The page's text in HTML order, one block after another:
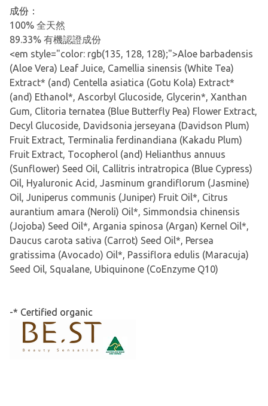
成份：
100% 全天然
89.33% 有機認證成份
<em style="color: rgb(135, 128, 128);">Aloe barbadensis
(Aloe Vera) Leaf Juice, Camellia sinensis (White Tea)
Extract* (and) Centella asiatica (Gotu Kola) Extract*
(and) Ethanol*, Ascorbyl Glucoside, Glycerin*, Xanthan
Gum, Clitoria ternatea (Blue Butterfly Pea) Flower Extract,
Decyl Glucoside, Davidsonia jerseyana (Davidson Plum)
Fruit Extract, Terminalia ferdinandiana (Kakadu Plum)
Fruit Extract, Tocopherol (and) Helianthus annuus
(Sunflower) Seed Oil, Callitris intratropica (Blue Cypress)
Oil, Hyaluronic Acid, Jasminum grandiflorum (Jasmine)
Oil, Juniperus communis (Juniper) Fruit Oil*, Citrus
aurantium amara (Neroli) Oil*, Simmondsia chinensis
(Jojoba) Seed Oil*, Argania spinosa (Argan) Kernel Oil*,
Daucus carota sativa (Carrot) Seed Oil*, Persea
gratissima (Avocado) Oil*, Passiflora edulis (Maracuja)
Seed Oil, Squalane, Ubiquinone (CoEnzyme Q10)
-* Certified organic